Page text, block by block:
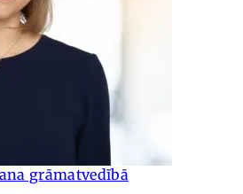
grāmatvedībā